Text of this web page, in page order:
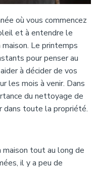
où vous commencez
et à entendre le
Le printemps
pour penser au
à décider de vos
les mois à venir. Dans
du nettoyage de
dans toute la propriété.
maison tout au long de
il y a peu de